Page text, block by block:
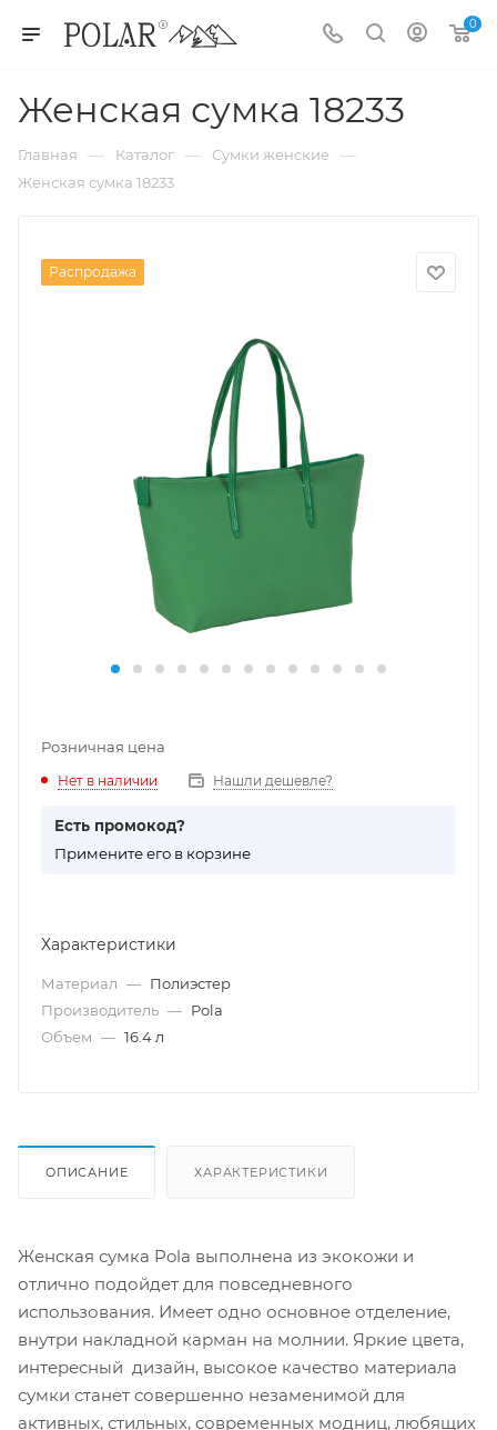
0
Женская сумка 18233
Главная — Каталог — Сумки женские —
Женская сумка 18233
Распродажа
Розничная цена
Нет в наличии Нашли дешевле?
Есть промокод?
Примените его в корзине
Характеристики
Материал — Полиэстер
Производитель — Pola
Объем — 16.4 л
ОПИСАНИЕ ХАРАКТЕРИСТИКИ
Женская сумка Pola выполнена из экокожи и
отлично подойдет для повседневного
использования. Имеет одно основное отделение,
внутри накладной карман на молнии. Яркие цвета,
интересный дизайн, высокое качество материала
сумки станет совершенно незаменимой для
активных, стильных, современных модниц, любящих